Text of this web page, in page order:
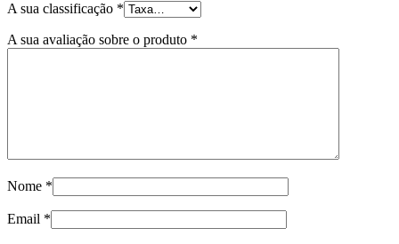
A sua classificação *
A sua avaliação sobre o produto *
Nome *
Email *